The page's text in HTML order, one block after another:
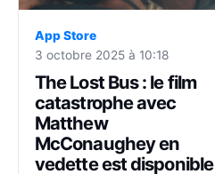
App Store
3 octobre 2025 à 10:18
The Lost Bus : le film
catastrophe avec
Matthew
McConaughey en
vedette est disponible